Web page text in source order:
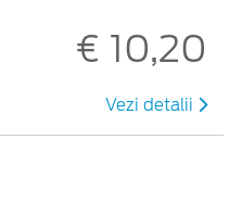
€ 10,20
Vezi detalii